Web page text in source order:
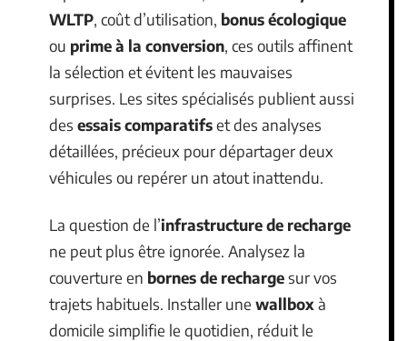
WLTP, coût d’utilisation, bonus écologique
ou prime à la conversion, ces outils affinent
la sélection et évitent les mauvaises
surprises. Les sites spécialisés publient aussi
des essais comparatifset des analyses
détaillées, précieux pour départager deux
véhicules ou repérer un atout inattendu.
La question de l’infrastructure de recharge
ne peut plus être ignorée. Analysez la
couverture en bornes de rechargesur vos
trajets habituels. Installer une wallboxà
domicile simplifie le quotidien, réduit le